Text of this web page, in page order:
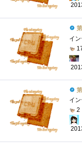
第
第
2